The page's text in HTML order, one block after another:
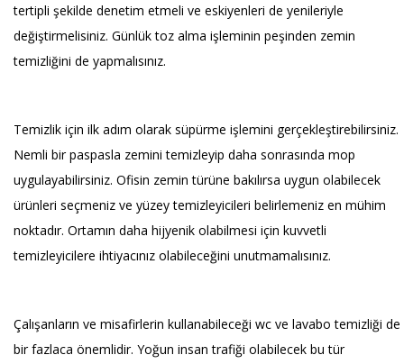
tertipli şekilde denetim etmeli ve eskiyenleri de yenileriyle
değiştirmelisiniz. Günlük toz alma işleminin peşinden zemin
temizliğini de yapmalısınız.
Temizlik için ilk adım olarak süpürme işlemini gerçekleştirebilirsiniz.
Nemli bir paspasla zemini temizleyip daha sonrasında mop
uygulayabilirsiniz. Ofisin zemin türüne bakılırsa uygun olabilecek
ürünleri seçmeniz ve yüzey temizleyicileri belirlemeniz en mühim
noktadır. Ortamın daha hijyenik olabilmesi için kuvvetli
temizleyicilere ihtiyacınız olabileceğini unutmamalısınız.
Çalışanların ve misafirlerin kullanabileceği wc ve lavabo temizliği de
bir fazlaca önemlidir. Yoğun insan trafiği olabilecek bu tür